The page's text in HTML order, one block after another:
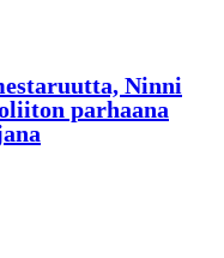
Ninni
parhaana